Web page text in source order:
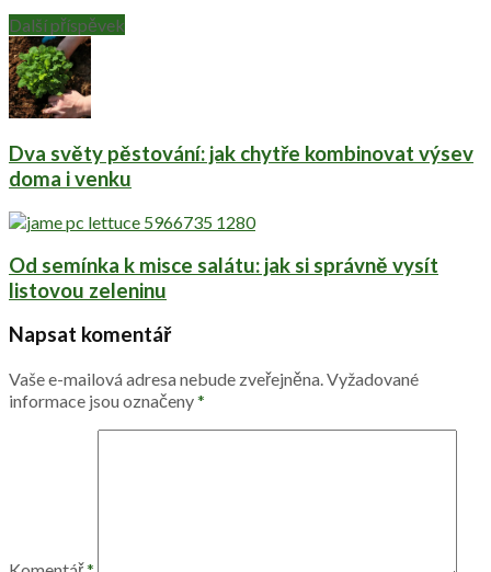
Další příspěvek
Dva světy pěstování: jak chytře kombinovat výsev
doma i venku
Od semínka k misce salátu: jak si správně vysít
listovou zeleninu
Napsat komentář
Vaše e-mailová adresa nebude zveřejněna.Vyžadované
informace jsou označeny*